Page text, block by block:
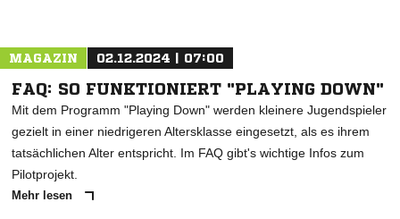
MAGAZIN 02.12.2024 | 07:00
FAQ: SO FUNKTIONIERT "PLAYING DOWN"
Mit dem Programm "Playing Down" werden kleinere Jugendspieler
gezielt in einer niedrigeren Altersklasse eingesetzt, als es ihrem
tatsächlichen Alter entspricht. Im FAQ gibt's wichtige Infos zum
Pilotprojekt.
Mehr lesen